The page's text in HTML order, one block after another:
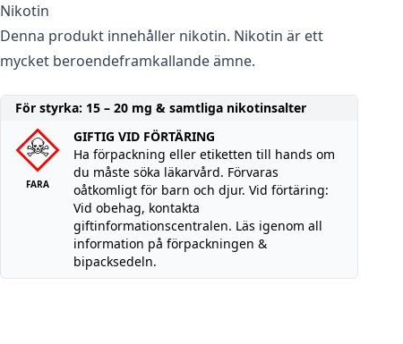
Nikotin
Denna produkt innehåller nikotin. Nikotin är ett
mycket beroendeframkallande ämne.
För styrka: 15 – 20 mg & samtliga nikotinsalter
FARA
GIFTIG VID FÖRTÄRING
Ha förpackning eller etiketten till hands om
du måste söka läkarvård. Förvaras
oåtkomligt för barn och djur. Vid förtäring:
Vid obehag, kontakta
giftinformationscentralen. Läs igenom all
information på förpackningen &
bipacksedeln.